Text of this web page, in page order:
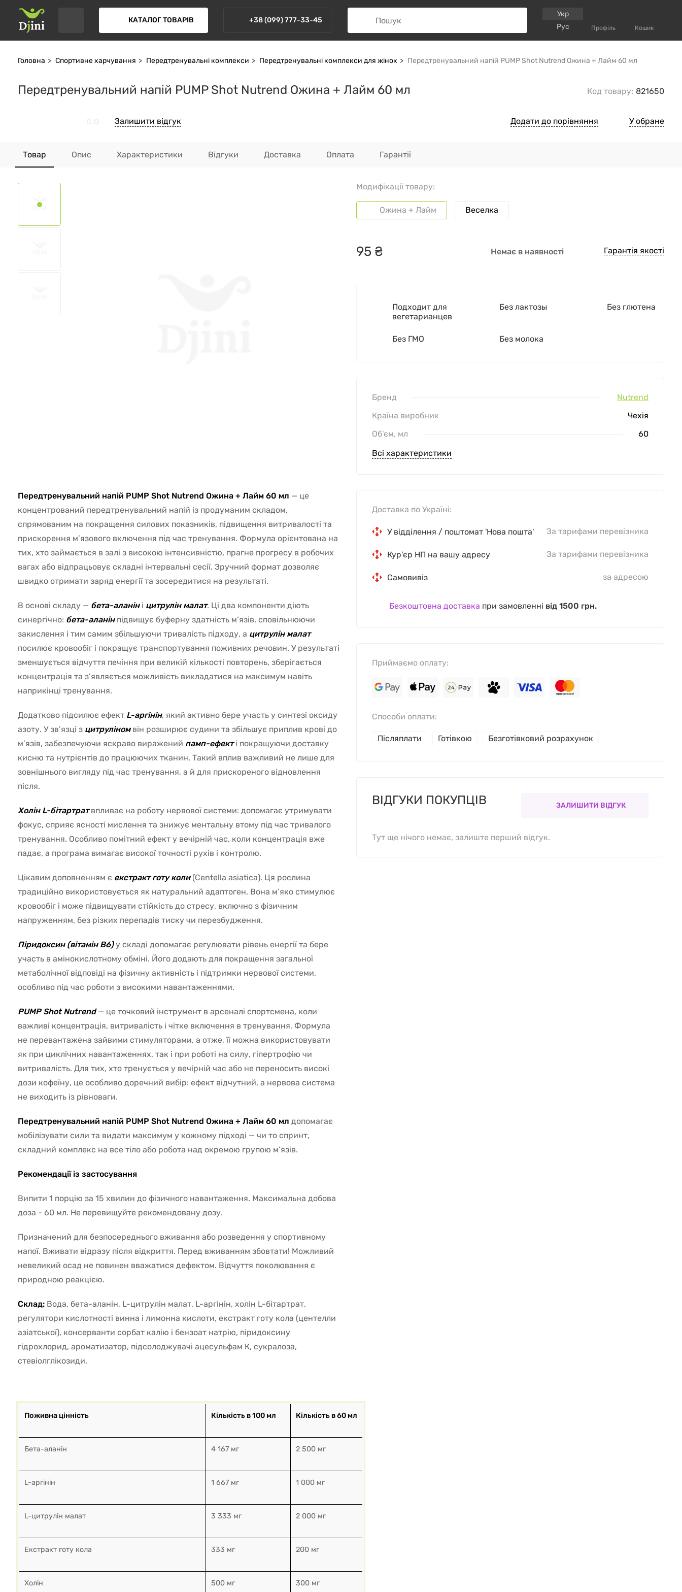
КАТАЛОГ ТОВАРІВ +38 (099) 777-33-45
Укр
Рус
Профіль Кошик
Головна Спортивне харчування Передтренувальні комплекси Передтренувальні комплекси для жінок Передтренувальний напій PUMP Shot Nutrend Ожина + Лайм 60 мл
Передтренувальний напій PUMP Shot Nutrend Ожина + Лайм 60 мл Код товару: 821650
Залишити відгук Додати до порівняння У обране
Товар Опис Характеристики Відгуки Доставка Оплата Гарантії
Передтренувальний напій PUMP Shot Nutrend Ожина + Лайм 60 мл — це
концентрований передтренувальний напій із продуманим складом,
спрямованим на покращення силових показників, підвищення витривалості та
прискорення м’язового включення під час тренування. Формула орієнтована на
тих, хто займається в залі з високою інтенсивністю, прагне прогресу в робочих
вагах або відпрацьовує складні інтервальні сесії. Зручний формат дозволяє
швидко отримати заряд енергії та зосередитися на результаті.
В основі складу — бета-аланіні цитрулін малат. Ці два компоненти діють
синергічно: бета-аланінпідвищує буферну здатність м’язів, сповільнюючи
закислення і тим самим збільшуючи тривалість підходу, а цитрулін малат
посилює кровообіг і покращує транспортування поживних речовин. У результаті
зменшується відчуття печіння при великій кількості повторень, зберігається
концентрація та з’являється можливість викладатися на максимум навіть
наприкінці тренування.
Додатково підсилює ефект L-аргінін, який активно бере участь у синтезі оксиду
азоту. У зв’язці з цитруліном він розширює судини та збільшує приплив крові до
м’язів, забезпечуючи яскраво виражений памп-ефекті покращуючи доставку
кисню та нутрієнтів до працюючих тканин. Такий вплив важливий не лише для
зовнішнього вигляду під час тренування, а й для прискореного відновлення
після.
Холін L-бітартратвпливає на роботу нервової системи: допомагає утримувати
фокус, сприяє ясності мислення та знижує ментальну втому під час тривалого
тренування. Особливо помітний ефект у вечірній час, коли концентрація вже
падає, а програма вимагає високої точності рухів і контролю.
Цікавим доповненням є екстракт готу коли(Centella asiatica). Ця рослина
традиційно використовується як натуральний адаптоген. Вона м’яко стимулює
кровообіг і може підвищувати стійкість до стресу, включно з фізичним
напруженням, без різких перепадів тиску чи перезбудження.
Піридоксин (вітамін B6)у складі допомагає регулювати рівень енергії та бере
участь в амінокислотному обміні. Його додають для покращення загальної
метаболічної відповіді на фізичну активність і підтримки нервової системи,
особливо під час роботи з високими навантаженнями.
PUMP Shot Nutrend— це точковий інструмент в арсеналі спортсмена, коли
важливі концентрація, витривалість і чітке включення в тренування. Формула
не перевантажена зайвими стимуляторами, а отже, її можна використовувати
як при циклічних навантаженнях, так і при роботі на силу, гіпертрофію чи
витривалість. Для тих, хто тренується у вечірній час або не переносить високі
дози кофеїну, це особливо доречний вибір: ефект відчутний, а нервова система
не виходить із рівноваги.
Передтренувальний напій PUMP Shot Nutrend Ожина + Лайм 60 мл допомагає
мобілізувати сили та видати максимум у кожному підході — чи то спринт,
складний комплекс на все тіло або робота над окремою групою м’язів.
Рекомендації із застосування
Випити 1 порцію за 15 хвилин до фізичного навантаження. Максимальна добова
доза - 60 мл. Не перевищуйте рекомендовану дозу.
Призначений для безпосереднього вживання або розведення у спортивному
напої. Вживати відразу після відкриття. Перед вживанням збовтати! Можливий
невеликий осад не повинен вважатися дефектом. Відчуття поколювання є
природною реакцією.
Склад: Вода, бета-аланін, L-цитрулін малат, L-аргінін, холін L-бітартрат,
регулятори кислотності винна і лимонна кислоти, екстракт готу кола (центелли
азіатської), консерванти сорбат калію і бензоат натрію, піридоксину
гідрохлорид, ароматизатор, підсолоджувачі ацесульфам К, сукралоза,
стевіолглікозиди.
Поживна цінність Кількість в 100 мл Кількість в 60 мл
Бета-аланін 4 167 мг 2 500 мг
L-аргінін 1 667 мг 1 000 мг
L-цитрулін малат 3 333 мг 2 000 мг
Екстракт готу кола 333 мг 200 мг
Холін 500 мг 300 мг
Модифікації товару:
Ожина + Лайм Веселка
95 ₴ Немає в наявності Гарантія якості
Подходит для
вегетарианцев
Без лактозы Без глютена
Без ГМО Без молока
Доставка по Україні:
У відділення / поштомат 'Нова пошта' За тарифами перевізника
Кур'єр НП на вашу адресу За тарифами перевізника
Самовивіз за адресою
Безкоштовна доставка при замовленні від 1500 грн.
Приймаємо оплату:
Способи оплати:
Післяплати Готівкою Безготівковий розрахунок
Бренд
Nutrend
Країна виробник
Чехія
Об'єм, мл
60
Всі характеристики
ВІДГУКИ ПОКУПЦІВ ЗАЛИШИТИ ВІДГУК
Тут ще нічого немає, залиште перший відгук.